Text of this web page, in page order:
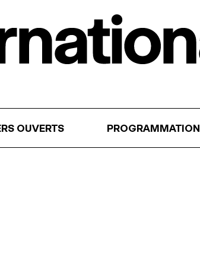
OUVERTS PROGRAMMATION